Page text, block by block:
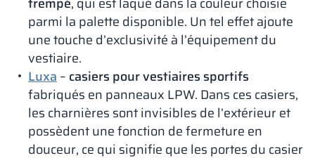
parmi la palette disponible. Un tel effet ajoute
une touche d’exclusivité à l’équipement du
vestiaire.
Luxa– casiers pour vestiaires sportifs
fabriqués en panneaux LPW. Dans ces casiers,
les charnières sont invisibles de l’extérieur et
possèdent une fonction de fermeture en
douceur, ce qui signifie que les portes du casier